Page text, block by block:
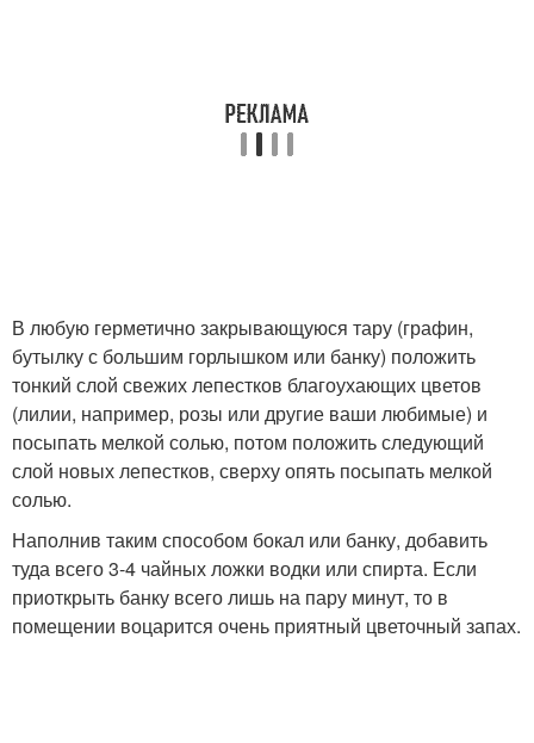
В любую герметично закрывающуюся тару (графин,
бутылку с большим горлышком или банку) положить
тонкий слой свежих лепестков благоухающих цветов
(лилии, например, розы или другие ваши любимые) и
посыпать мелкой солью, потом положить следующий
слой новых лепестков, сверху опять посыпать мелкой
солью.
Наполнив таким способом бокал или банку, добавить
туда всего 3-4 чайных ложки водки или спирта. Если
приоткрыть банку всего лишь на пару минут, то в
помещении воцарится очень приятный цветочный запах.